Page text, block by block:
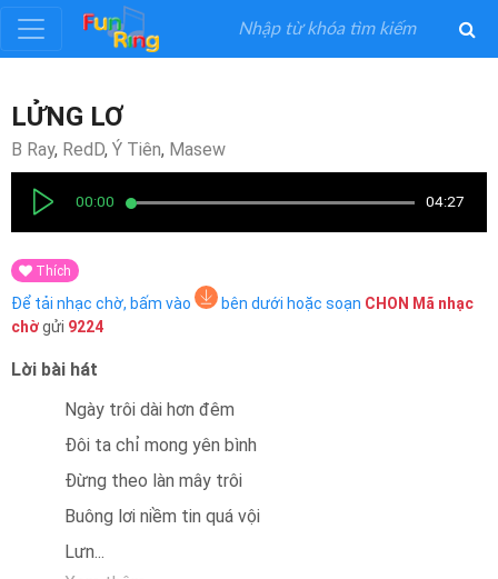
Đăng
ký
nhập
Thể
Loại
Nghệ
Khuyến
Hướng
LỬNG LƠ
B Ray, RedD, Ý Tiên, Masew
00:00 04:27
Thích
Để tải nhạc chờ, bấm vào bên dưới hoặc soạn CHON Mã nhạc
chờgửi 9224
Lời bài hát
Ngày trôi dài hơn đêm
Đôi ta chỉ mong yên bình
Đừng theo làn mây trôi
Buông lơi niềm tin quá vội
Lưn...